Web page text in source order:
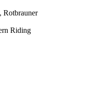
Rotbrauner
Riding